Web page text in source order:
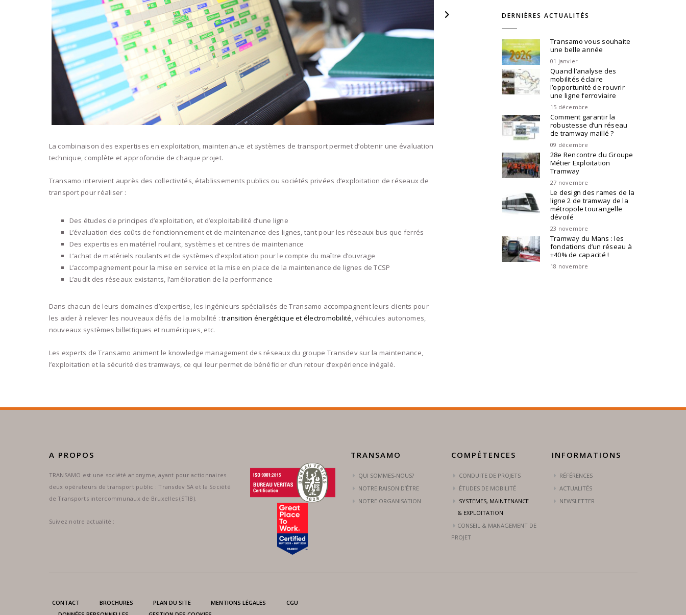
La combinaison des expertises en exploitation, maintenance et systèmes de transport permet d’obtenir une évaluation
technique, complète et approfondie de chaque projet.
Transamo intervient auprès des collectivités, établissements publics ou sociétés privées d’exploitation de réseaux de
transport pour réaliser :
Des études de principes d’exploitation, et d’exploitabilité d’une ligne
L’évaluation des coûts de fonctionnement et de maintenance des lignes, tant pour les réseaux bus que ferrés
Des expertises en matériel roulant, systèmes et centres de maintenance
L’achat de matériels roulants et de systèmes d’exploitation pour le compte du maître d’ouvrage
L’accompagnement pour la mise en service et la mise en place de la maintenance de lignes de TCSP
L’audit des réseaux existants, l’amélioration de la performance
Dans chacun de leurs domaines d’expertise, les ingénieurs spécialisés de Transamo accompagnent leurs clients pour
les aider à relever les nouveaux défis de la mobilité :transition énergétique et électromobilité, véhicules autonomes,
nouveaux systèmes billettiques et numériques, etc.
Les experts de Transamo animent le knowledge management des réseaux du groupe Transdev sur la maintenance,
l’exploitation et la sécurité des tramways, ce qui leur permet de bénéficier d’un retour d’expérience inégalé.
DERNIÈRES ACTUALITÉS
Transamo vous souhaite
une belle année
01 janvier
Quand l’analyse des
mobilités éclaire
l’opportunité de rouvrir
une ligne ferroviaire
15 décembre
Comment garantir la
robustesse d’un réseau
de tramway maillé ?
09 décembre
28e Rencontre du Groupe
Métier Exploitation
Tramway
27 novembre
Le design des rames de la
ligne 2 de tramway de la
métropole tourangelle
dévoilé
23 novembre
Tramway du Mans : les
fondations d’un réseau à
+40% de capacité !
18 novembre
A PROPOS
TRANSAMO est une société anonyme, ayant pour actionnaires
deux opérateurs de transport public : Transdev SA et la Société
de Transports intercommunaux de Bruxelles (STIB).
Suivez notre actualité :
TRANSAMO
QUI SOMMES-NOUS?
NOTRE RAISON D’ÊTRE
NOTRE ORGANISATION
COMPÉTENCES
CONDUITE DE PROJETS
ÉTUDES DE MOBILITÉ
SYSTEMES, MAINTENANCE
& EXPLOITATION
CONSEIL & MANAGEMENT DE
PROJET
INFORMATIONS
RÉFÉRENCES
ACTUALITÉS
NEWSLETTER
CONTACT BROCHURES PLAN DU SITE MENTIONS LÉGALES
CGU